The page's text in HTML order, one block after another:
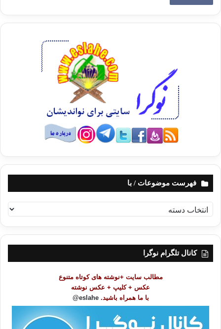
فهرست موضوعات / با
ه
ر
کانال تلگرام نوگرا
مطالب سایت +نوشته های کوتاه متنوع
عکس + کلیپ + عکس نوشته
با ما همراه باشید. eslahe@